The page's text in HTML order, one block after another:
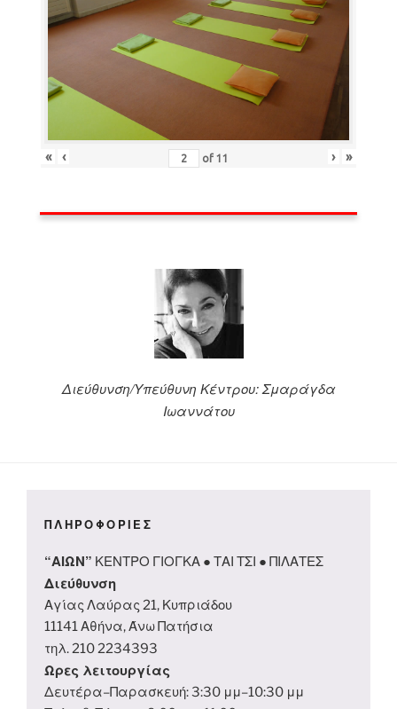
« ‹ of 11 › »
Διεύθυνση/Υπεύθυνη Κέντρου: Σμαράγδα
Ιωαννάτου
ΠΛΗΡΟΦΟΡΙΕΣ
“ΑΙΩΝ” ΚΕΝΤΡΟ ΓΙΟΓΚΑ ● ΤΑΙ ΤΣΙ ● ΠΙΛΑΤΕΣ
Διεύθυνση
Αγίας Λαύρας 21, Κυπριάδου
11141 Αθήνα, Άνω Πατήσια
τηλ. 210 2234393
Ωρες λειτουργίας
Δευτέρα–Παρασκευή: 3:30 μμ–10:30 μμ